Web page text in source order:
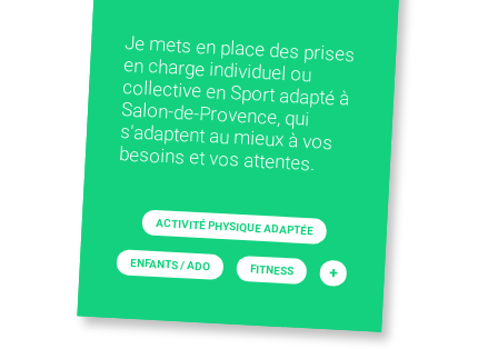
Je mets en place des prises
en charge individuel ou
collective en Sport adapté à
Salon-de-Provence, qui
s'adaptent au mieux à vos
besoins et vos attentes.
ACTIVITÉ PHYSIQUE ADAPTÉE
ENFANTS / ADO FITNESS +